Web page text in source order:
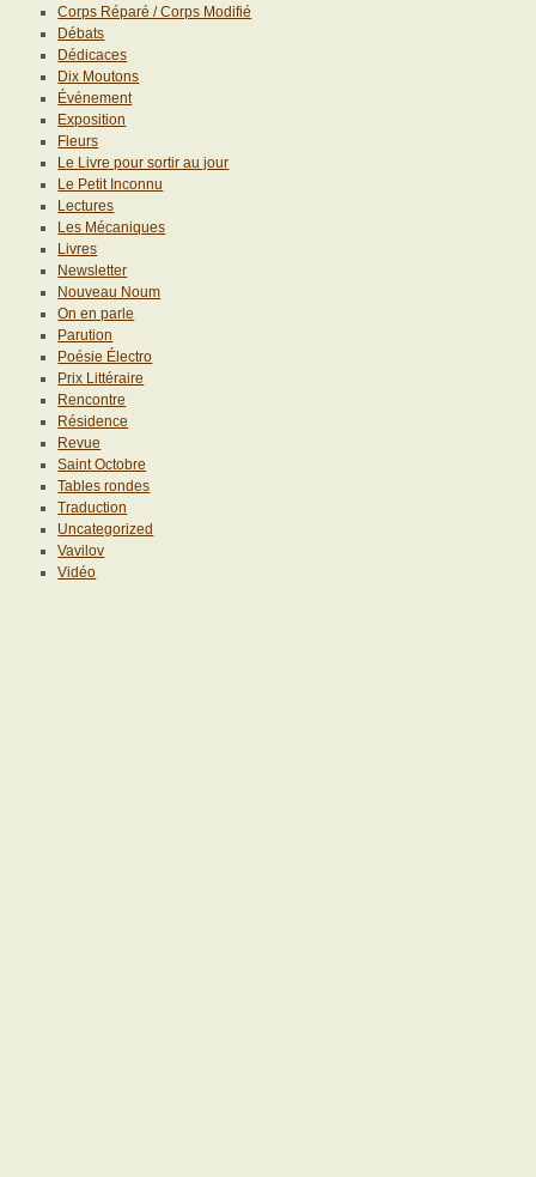
Corps Réparé / Corps Modifié
Débats
Dédicaces
Dix Moutons
Événement
Exposition
Fleurs
Le Livre pour sortir au jour
Le Petit Inconnu
Lectures
Les Mécaniques
Livres
Newsletter
Nouveau Noum
On en parle
Parution
Poésie Électro
Prix Littéraire
Rencontre
Résidence
Revue
Saint Octobre
Tables rondes
Traduction
Uncategorized
Vavilov
Vidéo